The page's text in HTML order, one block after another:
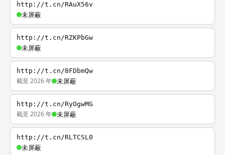
http://t.cn/RAuX56v
未屏蔽
http://t.cn/RZKPbGw
未屏蔽
http://t.cn/8FDbmQw
截至 2026 年 未屏蔽
http://t.cn/RyOgwMG
截至 2026 年 未屏蔽
http://t.cn/RLTCSL0
未屏蔽